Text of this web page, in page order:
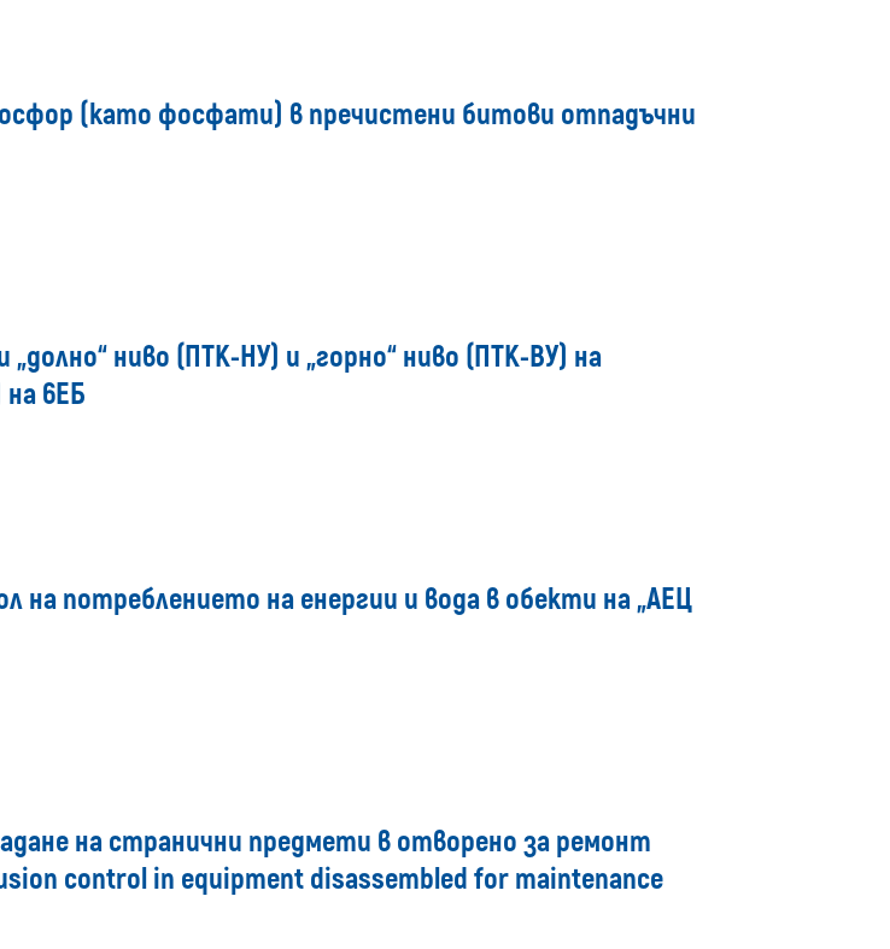
(като фосфати) в пречистени битови отпадъчни
ниво (ПТК-НУ) и „горно“ ниво (ПТК-ВУ) на
6ЕБ
потреблението на енергии и вода в обекти на „АЕЦ
на странични предмети в отворено за ремонт
control in equipment disassembled for maintenance